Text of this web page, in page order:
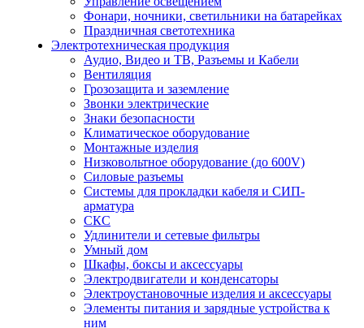
Фонари, ночники, светильники на батарейках
Праздничная светотехника
Электротехническая продукция
Аудио, Видео и ТВ, Разъемы и Кабели
Вентиляция
Грозозащита и заземление
Звонки электрические
Знаки безопасности
Климатическое оборудование
Монтажные изделия
Низковольтное оборудование (до 600V)
Силовые разъемы
Системы для прокладки кабеля и СИП-
арматура
СКС
Удлинители и сетевые фильтры
Умный дом
Шкафы, боксы и аксессуары
Электродвигатели и конденсаторы
Электроустановочные изделия и аксессуары
Элементы питания и зарядные устройства к
ним